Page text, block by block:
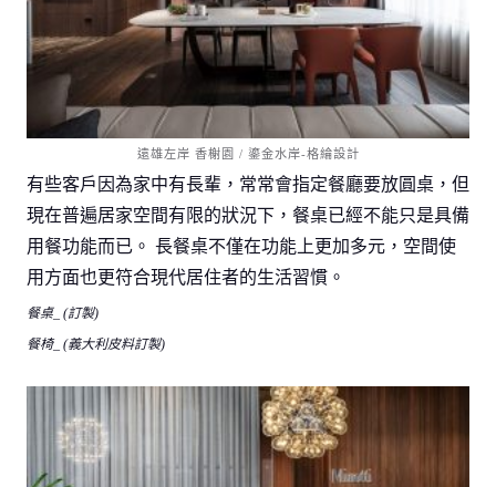
遠雄左岸 香榭園 / 鎏金水岸-格綸設計
有些客戶因為家中有長輩，常常會指定餐廳要放圓桌，但
現在普遍居家空間有限的狀況下，餐桌已經不能只是具備
用餐功能而已。 長餐桌不僅在功能上更加多元，空間使
用方面也更符合現代居住者的生活習慣。
餐桌_ (訂製)
餐椅_ (義大利皮料訂製)